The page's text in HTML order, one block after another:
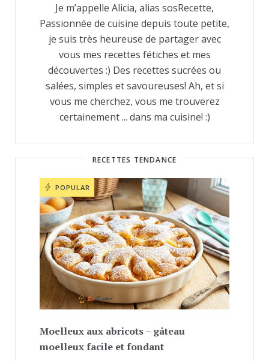
Je m’appelle Alicia, alias sosRecette,
Passionnée de cuisine depuis toute petite,
je suis très heureuse de partager avec
vous mes recettes fétiches et mes
découvertes :) Des recettes sucrées ou
salées, simples et savoureuses! Ah, et si
vous me cherchez, vous me trouverez
certainement ... dans ma cuisine! :)
RECETTES TENDANCE
POPULAR
Moelleux aux abricots – gâteau
moelleux facile et fondant